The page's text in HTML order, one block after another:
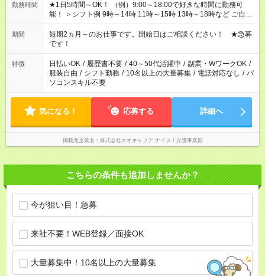
勤務時間
★1日5時間～OK！ （例）9:00～18:00で好きな時間に勤務可
能！ ＞シフト例 9時～14時 11時～15時 13時～18時など ご自身
のご都合に合わせて勤務時間をご相談ください！ ★家庭の都合
でお休みや時間の調整が必要な場合も遠慮なくご相談くださ
い。
期間
短期2ヵ月～のお仕事です。開始日はご相談ください！ ★急募
です！
特徴 日払いOK / 履歴書不要 / 40～50代活躍中 / 副業・WワークOK /
服装自由 / シフト勤務 / 10名以上の大量募集 / 電話対応なし / パ
ソコンスキル不要
気になる！ 応募する 詳細へ
掲載元企業名 株式会社ネオキャリア ナイス！介護事業部
こちらの条件も追加しませんか？
今が狙い目！急募
来社不要！WEB登録／面接OK
大量募集中！10名以上の大量募集